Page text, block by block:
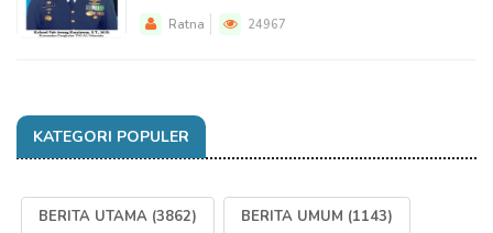
Ratna 24967
KATEGORI POPULER
BERITA UTAMA (3862) BERITA UMUM (1143)